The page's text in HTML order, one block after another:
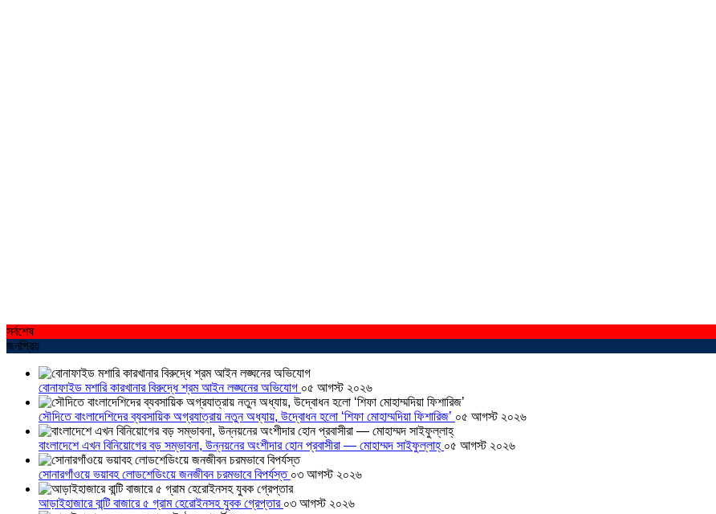
সর্বশেষ
জনপ্রিয়
বোনাফাইড মশারি কারখানার বিরুদ্ধে শ্রম আইন লঙ্ঘনের অভিযোগ ০৫ আগস্ট ২০২৬
সৌদিতে বাংলাদেশিদের ব্যবসায়িক অগ্রযাত্রায় নতুন অধ্যায়, উদ্বোধন হলো ‘শিফা মোহাম্মদিয়া ফিশারিজ’ ০৫ আগস্ট ২০২৬
বাংলাদেশে এখন বিনিয়োগের বড় সম্ভাবনা, উন্নয়নের অংশীদার হোন প্রবাসীরা — মোহাম্মদ সাইফুল্লাহ্ ০৫ আগস্ট ২০২৬
সোনারগাঁওয়ে ভয়াবহ লোডশেডিংয়ে জনজীবন চরমভাবে বিপর্যস্ত ০৩ আগস্ট ২০২৬
আড়াইহাজারে বান্টি বাজারে ৫ গ্রাম হেরোইনসহ যুবক গ্রেপ্তার ০৩ আগস্ট ২০২৬